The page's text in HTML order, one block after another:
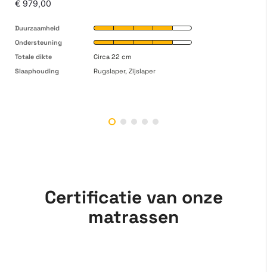
€ 979,00
Duurzaamheid
Ondersteuning
Totale dikte
Circa 22 cm
Slaaphouding
Rugslaper, Zijslaper
Certificatie van onze
matrassen